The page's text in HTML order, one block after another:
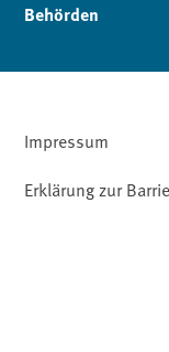
Behörden
Impressum
Erklärung zur